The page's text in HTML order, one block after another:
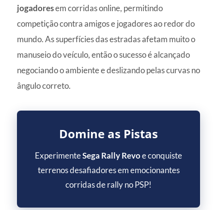
jogadoresem corridas online, permitindo
competição contra amigos e jogadores ao redor do
mundo. As superfícies das estradas afetam muito o
manuseio do veículo, então o sucesso é alcançado
negociando o ambiente e deslizando pelas curvas no
ângulo correto.
Domine as Pistas
ExperimenteSega Rally Revoe conquiste
terrenos desafiadores em emocionantes
corridas de rally no PSP!